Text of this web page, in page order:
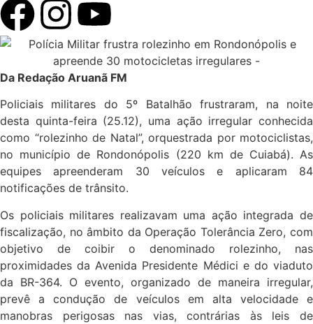
Da Redação Aruanã FM
Policiais militares do 5º Batalhão frustraram, na noite
desta quinta-feira (25.12), uma ação irregular conhecida
como “rolezinho de Natal”, orquestrada por motociclistas,
no município de Rondonópolis (220 km de Cuiabá). As
equipes apreenderam 30 veículos e aplicaram 84
notificações de trânsito.
Os policiais militares realizavam uma ação integrada de
fiscalização, no âmbito da Operação Tolerância Zero, com
objetivo de coibir o denominado rolezinho, nas
proximidades da Avenida Presidente Médici e do viaduto
da BR-364. O evento, organizado de maneira irregular,
prevê a condução de veículos em alta velocidade e
manobras perigosas nas vias, contrárias às leis de